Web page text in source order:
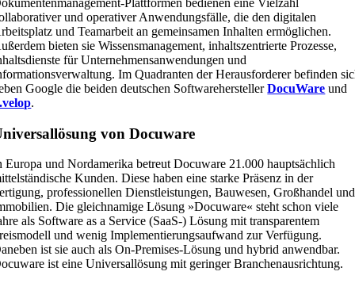
Plattformen bedienen eine Vielzahl
und operativer Anwendungsfälle, die den digitalen
und Teamarbeit an gemeinsamen Inhalten ermöglichen.
bieten sie Wissensmanagement, inhaltszentrierte Prozesse,
für Unternehmensanwendungen und
Im Quadranten der Herausforderer befinden
Google die beiden deutschen SoftwareherstellerDocuWare und
.
von Docuware
Europa und Nordamerika betreut Docuware 21.000 hauptsächlich
Kunden. Diese haben eine starke Präsenz in der
professionellen Dienstleistungen, Bauwesen, Großhandel und
Die gleichnamige Lösung »Docuware« steht schon viele
als Software as a Service (SaaS-) Lösung mit transparentem
und wenig Implementierungsaufwand zur Verfügung.
ist sie auch als On-Premises-Lösung und hybrid anwendbar.
ist eine Universallösung mit geringer Branchenausrichtung.